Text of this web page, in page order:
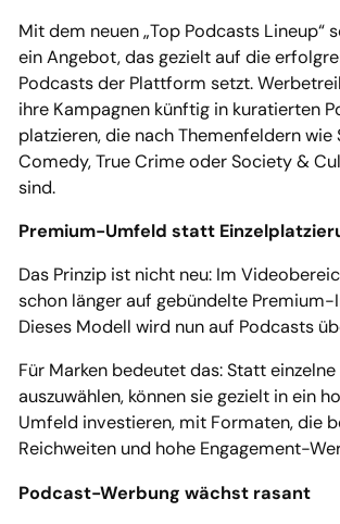
Mit dem neuen „Top Podcasts Lineup“
ein Angebot, das gezielt auf die
Podcasts der Plattform setzt.
ihre Kampagnen künftig in kuratierten
platzieren, die nach Themenfeldern wie
Comedy, True Crime oder Society &
sind.
Premium-Umfeld statt
Das Prinzip ist nicht neu: Im
schon länger auf gebündelte Premium-
Dieses Modell wird nun auf Podcasts
Für Marken bedeutet das: Statt einzelne
auszuwählen, können sie gezielt in ein
Umfeld investieren, mit Formaten, die
Reichweiten und hohe Engagement-
Podcast-Werbung wächst rasant